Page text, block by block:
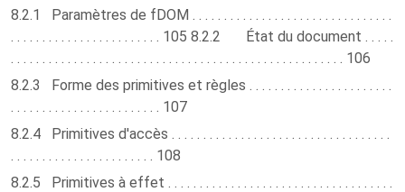
8.2.1 Paramètres de fDOM . . . . . . . . . . . . . . . . . . . . . . . . . . . . . . . .
. . . . . . . . . . . . . . . . . . . . . . . . 105 8.2.2 État du document . . . . .
. . . . . . . . . . . . . . . . . . . . . . . . . . . . . . . . . . . . . . . . . . . . . . . . . . . . . 106
8.2.3 Forme des primitives et règles . . . . . . . . . . . . . . . . . . . . . . .
. . . . . . . . . . . . . . . . . . . . . . . . 107
8.2.4 Primitives d'accès . . . . . . . . . . . . . . . . . . . . . . . . . . . . . . . . . . .
. . . . . . . . . . . . . . . . . . . . . . . 108
8.2.5 Primitives à effet . . . . . . . . . . . . . . . . . . . . . . . . . . . . . . . . . . . .